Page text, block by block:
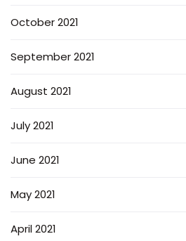
October 2021
September 2021
August 2021
July 2021
June 2021
May 2021
April 2021